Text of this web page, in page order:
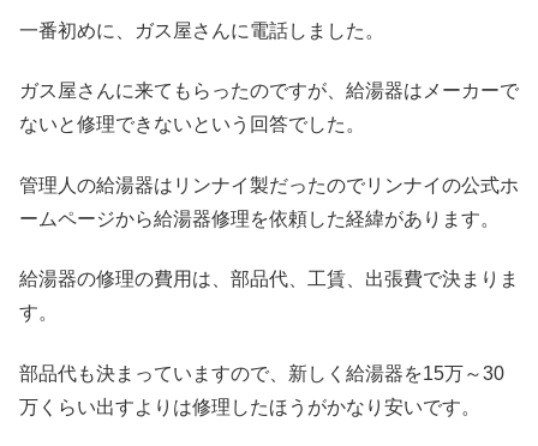
一番初めに、ガス屋さんに電話しました。
ガス屋さんに来てもらったのですが、給湯器はメーカーで
ないと修理できないという回答でした。
管理人の給湯器はリンナイ製だったのでリンナイの公式ホ
ームページから給湯器修理を依頼した経緯があります。
給湯器の修理の費用は、部品代、工賃、出張費で決まりま
す。
部品代も決まっていますので、新しく給湯器を15万～30
万くらい出すよりは修理したほうがかなり安いです。